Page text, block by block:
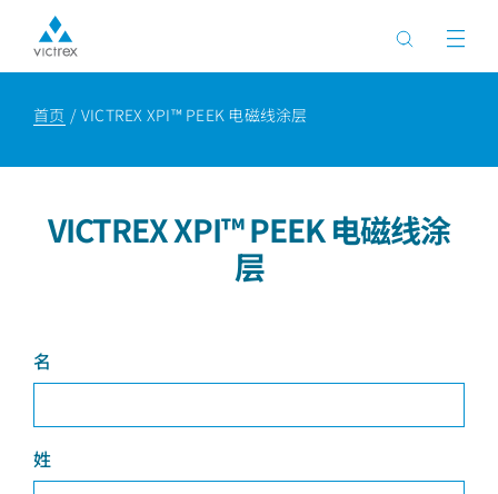
首页 VICTREX XPI™ PEEK 电磁线涂层
VICTREX XPI™ PEEK 电磁线涂
层
名
姓